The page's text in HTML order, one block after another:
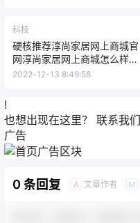
科技
硬核推荐淳尚家居网上商城官
网淳尚家居网上商城怎么样，
家居
2022-12-13 8:49:58
!
也想出现在这里？ 联系我们
广告
0 条回复 A 文章作者 M